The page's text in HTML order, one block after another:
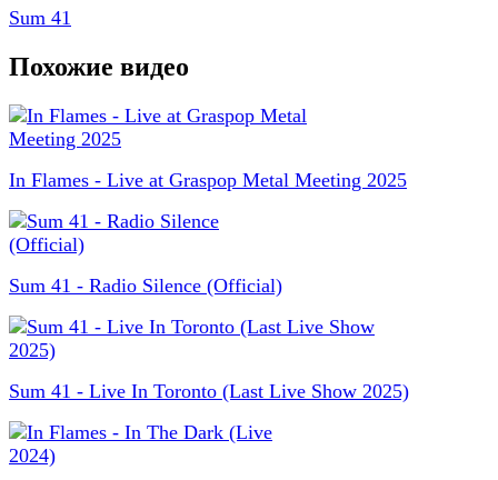
Sum 41
Похожие видео
In Flames - Live at Graspop Metal Meeting 2025
Sum 41 - Radio Silence (Official)
Sum 41 - Live In Toronto (Last Live Show 2025)